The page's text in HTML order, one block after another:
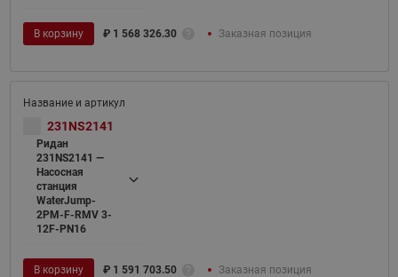
В корзину ₽ 1 568 326.30 Заказная позиция
231NS2141
Ридан
231NS2141 —
Насосная
станция
WaterJump-
2PM-F-RMV 3-
12F-PN16
В корзину ₽ 1 591 703.50 Заказная позиция